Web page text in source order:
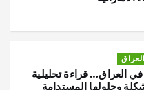
العراق
في العراق… قراءة تحليلية
وحلولها المستدامة